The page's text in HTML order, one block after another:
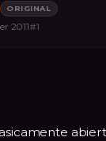
ORIGINAL
2011#1